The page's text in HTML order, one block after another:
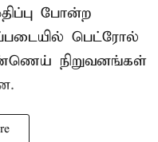
போன்ற
பெட்ரோல்
நிறுவனங்கள்